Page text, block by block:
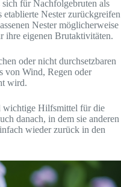
für Nachfolgebruten als
etablierte Nester zurückgreifen
Nester möglicherweise
ihre eigenen Brutaktivitäten.
oder nicht durchsetzbaren
von Wind, Regen oder
wird.
wichtige Hilfsmittel für die
danach, in dem sie anderen
wieder zurück in den